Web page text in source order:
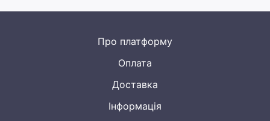
Про платформу
Оплата
Доставка
Інформація